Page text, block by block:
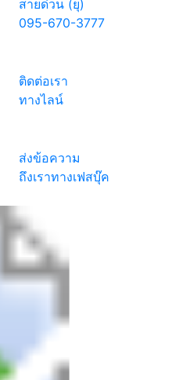
สายด่วน (ยุ)
095-670-3777
ติดต่อเรา
ทางไลน์
ส่งข้อความ
ถึงเราทางเฟสบุ๊ค